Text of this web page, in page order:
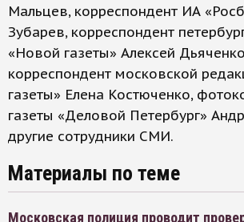
Мальцев, корреспондент ИА
Зубарев, корреспондент
«Новой газеты» Алексей
корреспондент московской
газеты» Елена Костюченко,
газеты «Деловой Петербург»
другие сотрудники СМИ.
Материалы по теме
Московская полиция проводит